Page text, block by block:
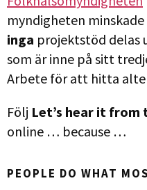
myndigheten minskade
inga projektstöd delas
som är inne på sitt
Arbete för att hitta
Följ Let’s hear it from
online … because …
PEOPLE DO WHAT